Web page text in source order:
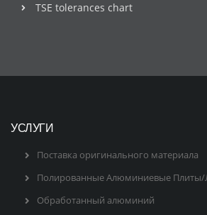
TSE tolerances chart
УСЛУГИ
Поставка оригинального материала
Полированные Алюминиевые Плиты/
Обработанный алюминий